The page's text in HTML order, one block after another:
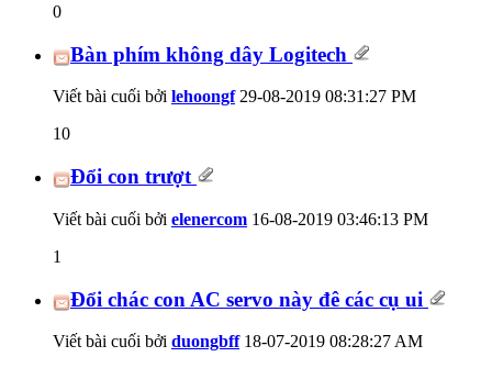
0
Bàn phím không dây Logitech
Viết bài cuối bởi lehoongf29-08-2019 08:31:27 PM
10
Đổi con trượt
Viết bài cuối bởi elenercom 16-08-2019 03:46:13 PM
1
Đổi chác con AC servo này đê các cụ ui
Viết bài cuối bởi duongbff18-07-2019 08:28:27 AM